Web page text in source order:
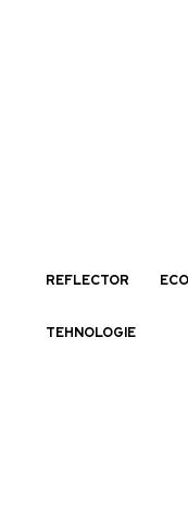
REFLECTOR
TEHNOLOGIE